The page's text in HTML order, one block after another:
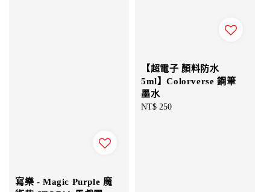
寫樂 - Magic Purple 魔
【超電子 顏料防水
5ml】Colorverse 鋼筆
墨水
Regular
NT$ 250